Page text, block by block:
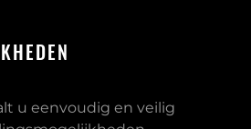
u eenvoudig en veilig